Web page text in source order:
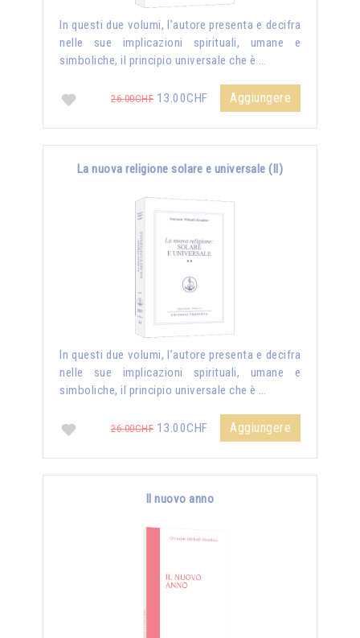
In questi due volumi, l’autore presenta e decifra
nelle sue implicazioni spirituali, umane e
simboliche, il principio universale che è …
26.00CHF 13.00CHF Aggiungere
La nuova religione solare e universale (II)
In questi due volumi, l’autore presenta e decifra
nelle sue implicazioni spirituali, umane e
simboliche, il principio universale che è …
26.00CHF 13.00CHF Aggiungere
Il nuovo anno